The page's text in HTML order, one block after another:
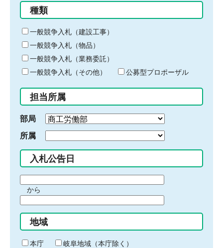
る
キ
ー
ワ
ー
ド
入
力
種類
一般競争入札（建設工事）
一般競争入札（物品）
一般競争入札（業務委託）
一般競争入札（その他）
公募型プロポーザル
担当所属
部局
所属
入札公告日
間
始
り
から
間
終
わ
地域
本庁
岐阜地域（本庁除く）